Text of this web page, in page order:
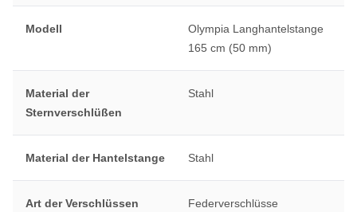
Modell
Olympia Langhantelstange
165 cm (50 mm)
Material der
Sternverschlüßen
Stahl
Material der Hantelstange Stahl
Art der Verschlüssen Federverschlüsse